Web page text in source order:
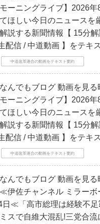
ーニングライブ】2026年
てほしい今日のニュースを
説する新聞情報【 15分
配信 / 中道動画 】をテキ
中道改革連合の動画をテキスト要約
んでもブログ 動画を見る
ーニングライブ】2026年
てほしい今日のニュースを
説する新聞情報【 15分
配信 / 中道動画 】をテキ
中道改革連合の動画をテキスト要約
んでもブログ 動画を見る
佐チャンネル ミラーボ
日≪「高市総理は経験不足
スで自維大混乱!三党合流